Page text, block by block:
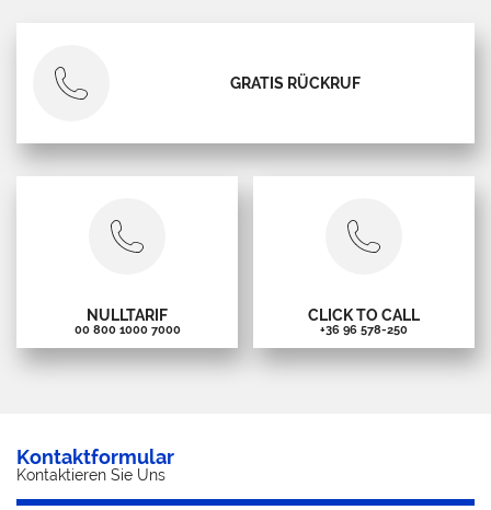
GRATIS RÜCKRUF
NULLTARIF
00 800 1000 7000
CLICK TO CALL
+36 96 578-250
Kontaktformular
Kontaktieren Sie Uns